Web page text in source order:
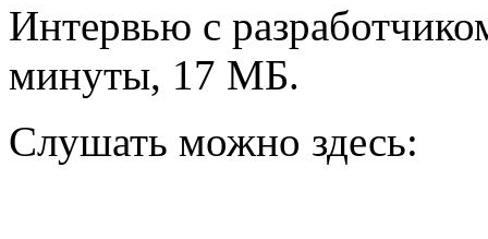
Интервью с
минуты, 17 МБ.
Слушать можно здесь: